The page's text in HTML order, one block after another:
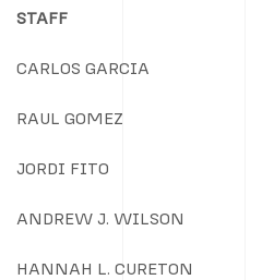
STAFF
CARLOS GARCIA
RAUL GOMEZ
JORDI FITO
ANDREW J. WILSON
HANNAH L. CURETON